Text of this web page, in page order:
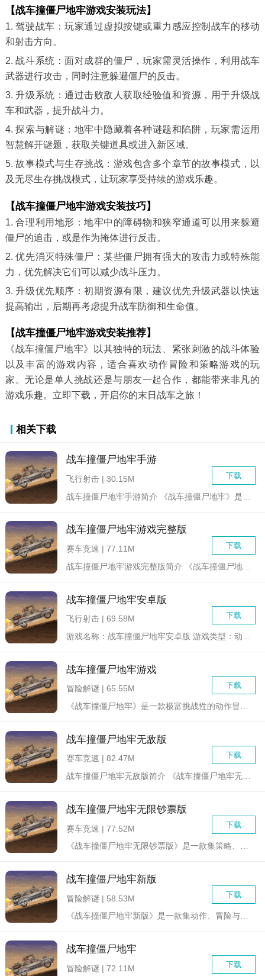
【战车撞僵尸地牢游戏安装玩法】
1. 驾驶战车：玩家通过虚拟按键或重力感应控制战车的移动
和射击方向。
2. 战斗系统：面对成群的僵尸，玩家需灵活操作，利用战车
武器进行攻击，同时注意躲避僵尸的反击。
3. 升级系统：通过击败敌人获取经验值和资源，用于升级战
车和武器，提升战斗力。
4. 探索与解谜：地牢中隐藏着各种谜题和陷阱，玩家需运用
智慧解开谜题，获取关键道具或进入新区域。
5. 故事模式与生存挑战：游戏包含多个章节的故事模式，以
及无尽生存挑战模式，让玩家享受持续的游戏乐趣。
【战车撞僵尸地牢游戏安装技巧】
1. 合理利用地形：地牢中的障碍物和狭窄通道可以用来躲避
僵尸的追击，或是作为掩体进行反击。
2. 优先消灭特殊僵尸：某些僵尸拥有强大的攻击力或特殊能
力，优先解决它们可以减少战斗压力。
3. 升级优先顺序：初期资源有限，建议优先升级武器以快速
提高输出，后期再考虑提升战车防御和生命值。
【战车撞僵尸地牢游戏安装推荐】
《战车撞僵尸地牢》以其独特的玩法、紧张刺激的战斗体验
以及丰富的游戏内容，适合喜欢动作冒险和策略游戏的玩
家。无论是单人挑战还是与朋友一起合作，都能带来非凡的
游戏乐趣。立即下载，开启你的末日战车之旅！
相关下载
战车撞僵尸地牢手游
下载
飞行射击 | 30.15M
战车撞僵尸地牢游戏完整版
下载
赛车竞速 | 77.11M
战车撞僵尸地牢安卓版
下载
飞行射击 | 69.58M
游戏名称：战车撞僵尸地牢安卓版 游戏类型：动作冒险 /...
战车撞僵尸地牢游戏
下载
冒险解谜 | 65.55M
《战车撞僵尸地牢》是一款极富挑战性的动作冒险游戏，玩家需要驾...
战车撞僵尸地牢无敌版
下载
赛车竞速 | 82.47M
战车撞僵尸地牢无敌版简介 《战车撞僵尸地牢无敌版》是一款结...
战车撞僵尸地牢无限钞票版
下载
赛车竞速 | 77.52M
《战车撞僵尸地牢无限钞票版》是一款集策略、动作和生存元素于一...
战车撞僵尸地牢新版
下载
冒险解谜 | 58.53M
《战车撞僵尸地牢新版》是一款集动作、冒险与策略于一体的创新游...
战车撞僵尸地牢
下载
冒险解谜 | 72.11M